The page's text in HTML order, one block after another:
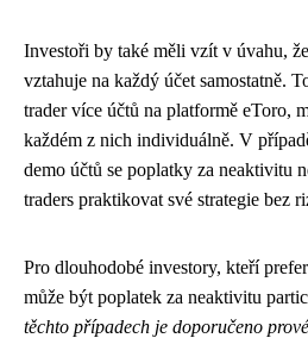
Investoři by také měli vzít v úvahu,
vztahuje na každý účet samostatně.
trader více účtů na platformě eToro,
každém z nich individuálně. V
demo účtů se poplatky za neaktivitu
traders praktikovat své strategie bez
Pro dlouhodobé investory, kteří
může být poplatek za neaktivitu
těchto případech je doporučeno